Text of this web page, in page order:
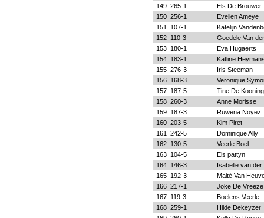
149 265-1
Els De Brouwer
150 256-1
Evelien Ameye
151
107-1
Katelijn
152 110-3
Goedele Van
153 180-1
Eva Hugaerts
154 183-1
Katline
155 276-3
Iris Steeman
156 168-3
Veronique
157 187-5
Tine De Kooning
158 260-3
Anne Morisse
159 187-3
Ruwena Noyez
160 203-5
Kim Piret
161
242-5
Dominique Ally
162 130-5
Veerle Boel
163 104-5
Els pattyn
164 146-3
Isabelle van der
165 192-3
Maité Van
166 217-1
Joke De Vreeze
167 119-3
Boelens Veerle
168 259-1
Hilde Dekeyzer